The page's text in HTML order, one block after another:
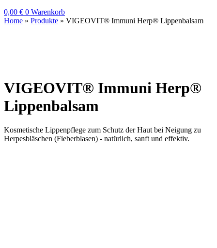
0,00 € 0 Warenkorb
Home » Produkte » VIGEOVIT® Immuni Herp® Lippenbalsam
VIGEOVIT® Immuni Herp®
Lippenbalsam
Kosmetische Lippenpflege zum Schutz der Haut bei Neigung zu
Herpesbläschen (Fieberblasen) - natürlich, sanft und effektiv.